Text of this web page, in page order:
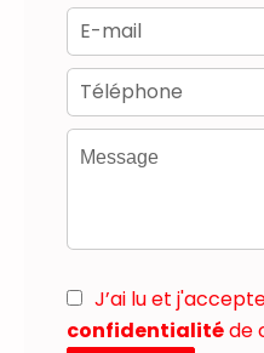
J’ai lu et
confidentialitéde